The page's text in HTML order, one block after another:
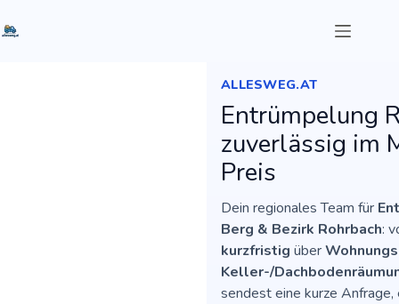
Inhalt
springen
ALLESWEG.AT
Entrümpelung
zuverlässig im
Preis
Dein regionales Team für
Berg & Bezirk Rohrbach:
kurzfristig über
Keller-/
sendest eine kurze